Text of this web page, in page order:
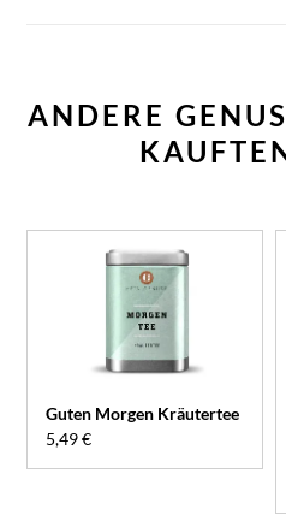
ANDERE
Guten Morgen Kräutertee
5,49 €